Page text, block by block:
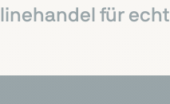
für